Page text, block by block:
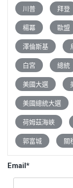
川普 拜登
楊冪 歐盟
澤倫斯基
白宮 總統
美國大選
美國總統大選
荷姆茲海峽
郭富城 關
Email*